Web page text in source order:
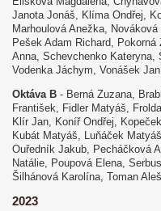
Janota Jonáš, Klíma Ondřej,
Marhoulová Anežka,
Pešek Adam Richard,
Anna, Schevchenko Kateryna,
Vodenka Jáchym, Vonášek
Oktáva B - Berná Zuzana,
František, Fidler Matyáš,
Klír Jan, Koníř Ondřej,
Kubát Matyáš, Luňáček
Ouředník Jakub, Pecháčková
Natálie, Poupová Elena,
Šilhánová Karolína, Toman
2023